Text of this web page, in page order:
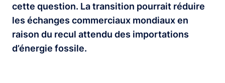
cette question. La transition pourrait réduire
les échanges commerciaux mondiaux en
raison du recul attendu des importations
d’énergie fossile.